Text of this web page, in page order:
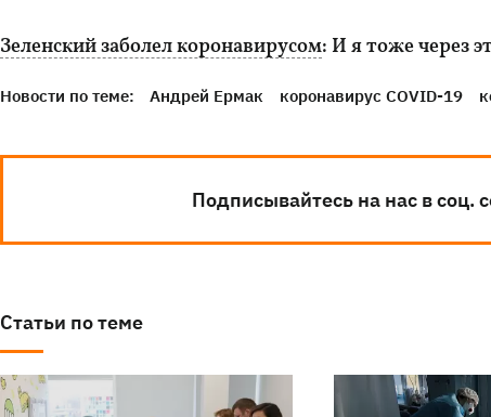
Зеленский заболел коронавирусом: И я тоже через
Новости по теме: Андрей Ермак коронавирус COVID-19
Подписывайтесь на нас в соц.
Статьи по теме